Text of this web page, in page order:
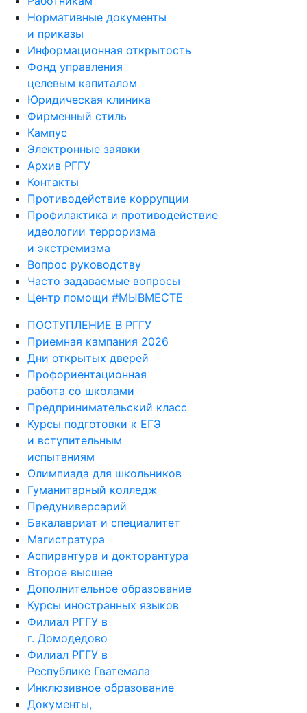
Нормативные документы
и приказы
Информационная открытость
Фонд управления
целевым капиталом
Юридическая клиника
Фирменный стиль
Кампус
Электронные заявки
Архив РГГУ
Контакты
Противодействие коррупции
Профилактика и противодействие
идеологии терроризма
и экстремизма
Вопрос руководству
Часто задаваемые вопросы
Центр помощи #МЫВМЕСТЕ
ПОСТУПЛЕНИЕ В РГГУ
Приемная кампания 2026
Дни открытых дверей
Профориентационная
работа со школами
Предпринимательский класс
Курсы подготовки к ЕГЭ
и вступительным
испытаниям
Олимпиада для школьников
Гуманитарный колледж
Предуниверсарий
Бакалавриат и специалитет
Магистратура
Аспирантура и докторантура
Второе высшее
Дополнительное образование
Курсы иностранных языков
Филиал РГГУ в
г. Домодедово
Филиал РГГУ в
Республике Гватемала
Инклюзивное образование
Документы,